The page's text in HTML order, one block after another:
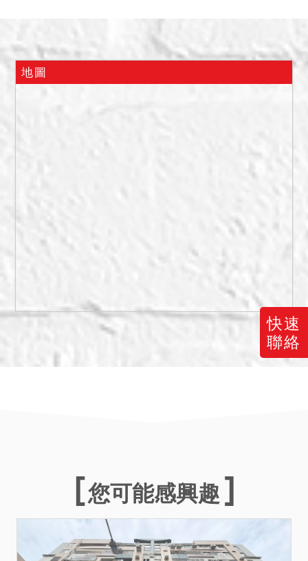
快速
聯絡
號建物，4樓前側及1、2、3
樓後側為增建」，債權人代
封測量，另經債務人在場
債權人代理人稱：「建物無
二、本件經現場初步調查建
物內有無海砂屋、輻射屋、
地震受創、嚴重漏水、火災
受損、非自然死亡等情事，
已如前述。惟不動產交易金
額龐大，投標人仍宜自行查
證注意，拍定後如與實際情
況不符，均不得以此為由聲
列，請投標人自行向地政機
關申請登記謄本參閱。
備註
一、上開不動產4宗合併拍
地圖
您可能感興趣